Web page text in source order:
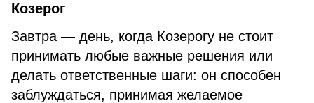
Козерог
Завтра — день, когда Козерогу не стоит
принимать любые важные решения или
делать ответственные шаги: он способен
заблуждаться, принимая желаемое